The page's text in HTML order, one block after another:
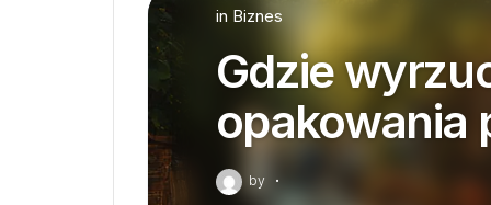
in Biznes
Gdzie
opakowania
by ·